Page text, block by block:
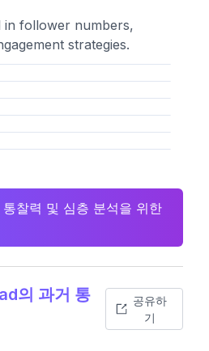
in follower numbers,
strategies.
찰력 및 심층 분석을 위한
의 과거 통
공유하
기